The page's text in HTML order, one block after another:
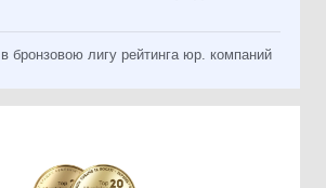
бронзовою лигу рейтинга юр. компаний